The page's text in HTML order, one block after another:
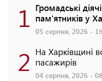
1 Громадські
пам'ятників у
05 серпня, 2026 -
2 На Харківщині
пасажирів
04 серпня, 2026 -